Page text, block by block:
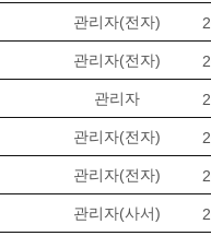
관리자(전자)
관리자(전자)
관리자
관리자(전자)
관리자(전자)
관리자(사서)